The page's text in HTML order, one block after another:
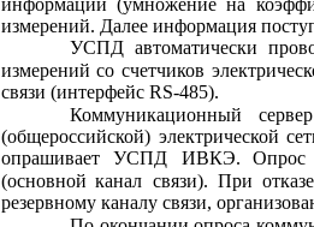
измерений. Далее информация
УСПД автоматически
измерений со счетчиков
связи (интерфейс RS-485).
Коммуникационный
сервер
(общероссийской) электрической
опрашивает
УСПД ИВКЭ.
Опрос
(основной канал связи). При отказе
резервному каналу связи,